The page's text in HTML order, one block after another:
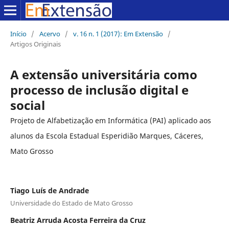
Início / Acervo / v. 16 n. 1 (2017): Em Extensão /
Artigos Originais
A extensão universitária como
processo de inclusão digital e
social
Projeto de Alfabetização em Informática (PAI) aplicado aos
alunos da Escola Estadual Esperidião Marques, Cáceres,
Mato Grosso
Tiago Luís de Andrade
Universidade do Estado de Mato Grosso
Beatriz Arruda Acosta Ferreira da Cruz